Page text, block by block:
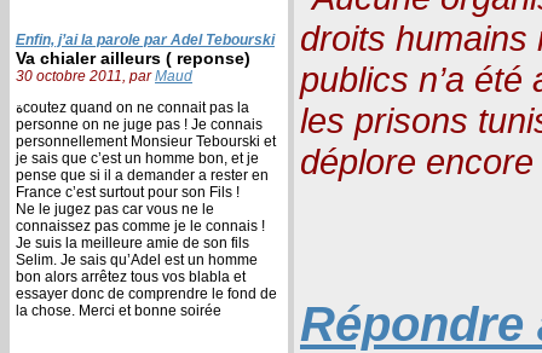
Enfin, j’ai la parole par Adel Tebourski
Va chialer ailleurs ( reponse)
30 octobre 2011, parMaud
ةcoutez quand on ne connait pas la
personne on ne juge pas ! Je connais
personnellement Monsieur Tebourski et
je sais que c’est un homme bon, et je
pense que si il a demander a rester en
France c’est surtout pour son Fils !
Ne le jugez pas car vous ne le
connaissez pas comme je le connais !
Je suis la meilleure amie de son fils
Selim. Je sais qu’Adel est un homme
bon alors arrêtez tous vos blabla et
essayer donc de comprendre le fond de
la chose. Merci et bonne soirée
droits humains
publics n’a
les prisons
déplore encore
Répondre